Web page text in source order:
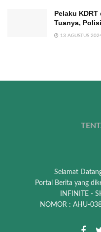
Pelaku
Tuanya,
13 AGUSTUS
Selamat
Portal Berita yang
INFINITE -
NOMOR : AHU-